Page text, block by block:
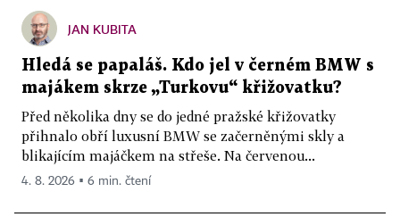
JAN KUBITA
Hledá se papaláš. Kdo jel v černém BMW s
majákem skrze „Turkovu“ křižovatku?
Před několika dny se do jedné pražské křižovatky
přihnalo obří luxusní BMW se začerněnými skly a
blikajícím majáčkem na střeše. Na červenou...
4. 8. 2026 ▪ 6 min. čtení